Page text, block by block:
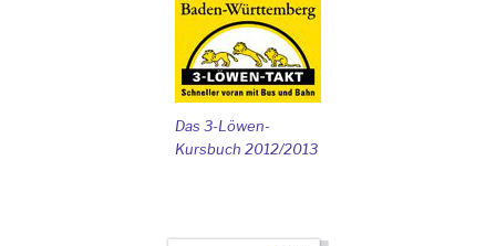
Das 3-Löwen-
Kursbuch 2012/2013